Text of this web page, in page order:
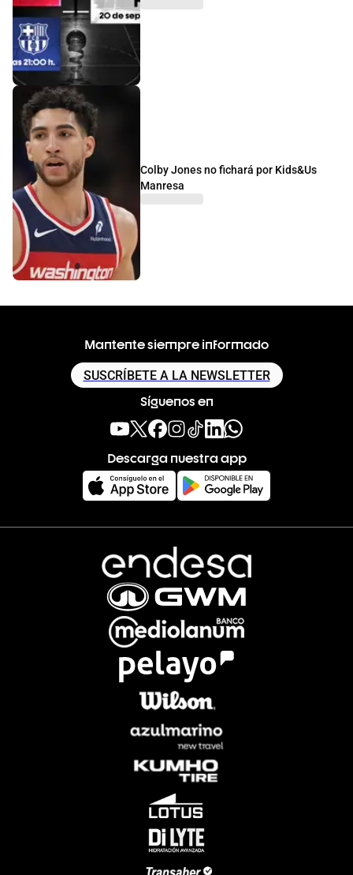
Colby Jones no fichará por Kids&Us
Manresa
Mantente siempre informado
SUSCRÍBETE A LA NEWSLETTER
Síguenos en
Descarga nuestra app